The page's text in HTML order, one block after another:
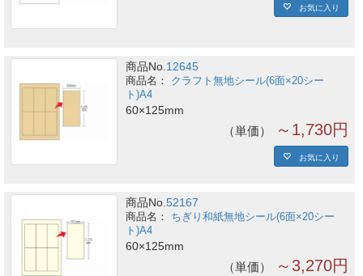
お気に入り
商品No. 12645
クラフト無地シール(6面×20シー
ト)A4
60×125mm
単価 ～1,730円
お気に入り
商品No.52167
ちぎり和紙無地シール(6面×20シー
ト)A4
60×125mm
単価 ～3,270円